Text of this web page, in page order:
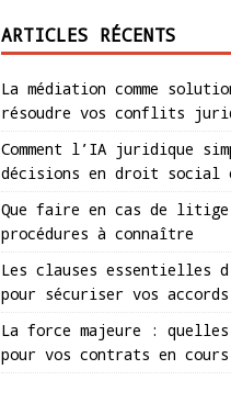
ARTICLES RÉCENTS
La médiation comme
résoudre vos conflits
Comment l’IA juridique
décisions en droit
Que faire en cas de
procédures à connaître
Les clauses essentielles
pour sécuriser vos accords
La force majeure :
pour vos contrats en cours